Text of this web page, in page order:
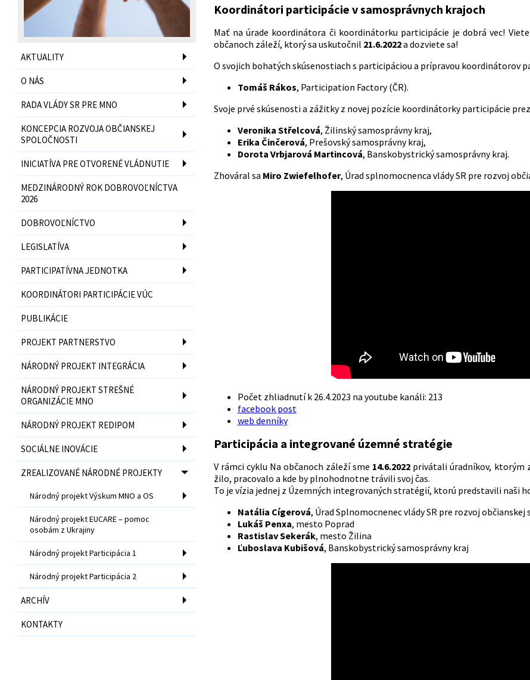
AKTUALITY
O NÁS
RADA VLÁDY SR PRE MNO
KONCEPCIA ROZVOJA OBČIANSKEJ
SPOLOČNOSTI
INICIATÍVA PRE OTVORENÉ VLÁDNUTIE
MEDZINÁRODNÝ ROK DOBROVOĽNÍCTVA
2026
DOBROVOĽNÍCTVO
LEGISLATÍVA
PARTICIPATÍVNA JEDNOTKA
KOORDINÁTORI PARTICIPÁCIE VÚC
PUBLIKÁCIE
PROJEKT PARTNERSTVO
NÁRODNÝ PROJEKT INTEGRÁCIA
NÁRODNÝ PROJEKT STREŠNÉ
ORGANIZÁCIE MNO
NÁRODNÝ PROJEKT REDIPOM
SOCIÁLNE INOVÁCIE
ZREALIZOVANÉ NÁRODNÉ PROJEKTY
Národný projekt Výskum MNO a OS
Národný projekt EUCARE – pomoc
osobám z Ukrajiny
Národný projekt Participácia 1
Národný projekt Participácia 2
ARCHÍV
KONTAKTY
Koordinátori participácie v samosprávnych krajoch
Mať na úrade koordinátora či koordinátorku participácie je dobrá vec!
občanoch záleží, ktorý sa uskutočnil 21.6.2022a dozviete sa!
O svojich bohatých skúsenostiach s participáciou a prípravou koordinátorov
Tomáš Rákos, Participation Factory (ČR).
Svoje prvé skúsenosti a zážitky z novej pozície koordinátorky participácie
Veronika Střelcová, Žilinský samosprávny kraj,
Erika Činčerová, Prešovský samosprávny kraj,
Dorota Vrbjarová Martincová, Banskobystrický samosprávny kraj.
Zhováral sa Miro Zwiefelhofer, Úrad splnomocnenca vlády SR pre rozvoj
Počet zhliadnutí k 26.4.2023 na youtube kanáli: 213
facebook post
web denníky
Participácia a integrované územné stratégie
V rámci cyklu Na občanoch záleží sme 14.6.2022 privátali úradníkov, ktorým
žilo, pracovalo a kde by plnohodnotne trávili svoj čas.
To je vízia jednej z Územných integrovaných stratégií, ktorú predstavili naši
Natália Cígerová, Úrad Splnomocnenec vlády SR pre rozvoj
Lukáš Penxa, mesto Poprad
Rastislav Sekerák, mesto Žilina
Ľuboslava Kubišová, Banskobystrický samosprávny kraj